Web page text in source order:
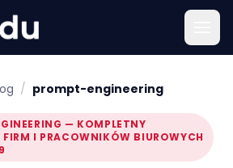
/ prompt-engineering
— KOMPLETNY
I PRACOWNIKÓW BIUROWYCH